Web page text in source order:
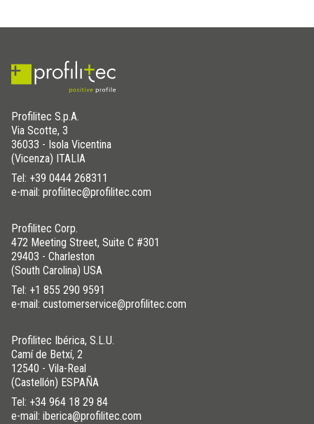
Profilitec S.p.A.
Via Scotte, 3
36033 - Isola Vicentina
(Vicenza) ITALIA
Tel: +39 0444 268311
e-mail: profilitec@profilitec.com
Profilitec Corp.
472 Meeting Street, Suite C #301
29403 - Charleston
(South Carolina) USA
Tel: +1 855 290 9591
e-mail: customerservice@profilitec.com
Profilitec Ibérica, S.L.U.
Camí de Betxí, 2
12540 - Vila-Real
(Castellón) ESPAÑA
Tel: +34 964 18 29 84
e-mail: iberica@profilitec.com